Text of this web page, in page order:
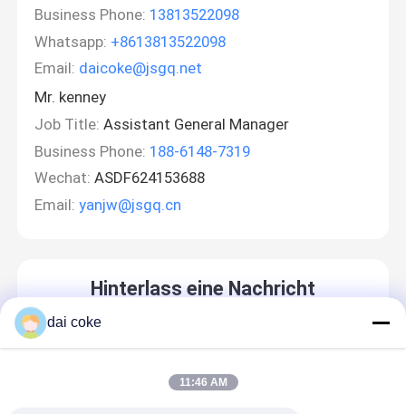
Business Phone: 13813522098
Whatsapp: +8613813522098
Email: daicoke@jsgq.net
Mr. kenney
Job Title: Assistant General Manager
Business Phone: 188-6148-7319
Wechat: ASDF624153688
Email: yanjw@jsgq.cn
Hinterlass eine Nachricht
dai coke
11:46 AM